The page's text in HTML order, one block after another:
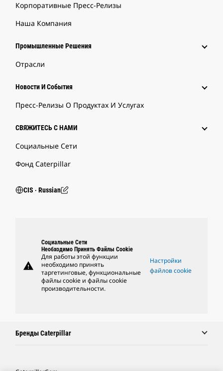
Корпоративные Пресс-Релизы
Наша Компания
Промышленные Решения
Отрасли
Новости И События
Пресс-Релизы О Продуктах И Услугах
СВЯЖИТЕСЬ С НАМИ
Социальные Сети
Фонд Caterpillar
CIS ‧ Russian
warning
Социальные Сети
Необходимо Принять Файлы Cookie
Для работы этой функции
необходимо принять
таргетинговые, функциональные
файлы cookie и файлы cookie
производительности.
Настройки
файлов cookie
Бренды Caterpillar